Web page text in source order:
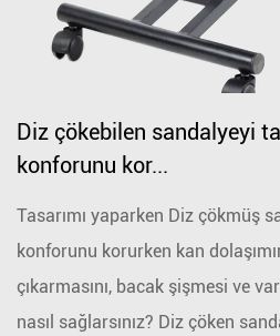
Diz çökebilen sandalyeyi
konforunu kor...
Tasarımı yaparken Diz çökmüş
konforunu korurken kan
çıkarmasını, bacak şişmesi ve
nasıl sağlarsınız? Diz çöken